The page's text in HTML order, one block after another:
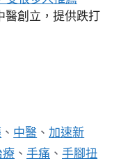
醫創立，提供跌打
、 中醫 、加速新
療 、 手痛 、 手腳扭